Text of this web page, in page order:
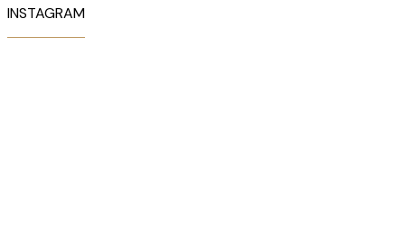
INSTAGRAM